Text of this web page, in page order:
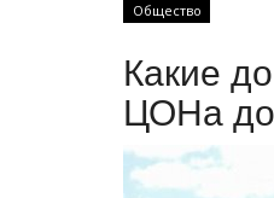
Общество
Какие
ЦОНа